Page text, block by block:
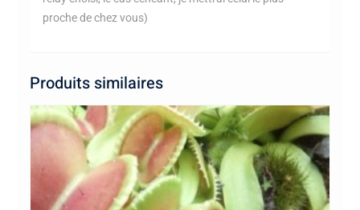
proche de chez vous)
Produits similaires